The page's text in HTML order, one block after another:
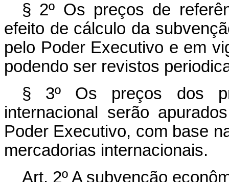
§ 2º Os preços de
efeito de cálculo da
pelo Poder Executivo e em
podendo ser revistos
§ 3º Os preços dos
internacional serão
Poder Executivo, com base
mercadorias internacionais.
Art. 2º A subvenção